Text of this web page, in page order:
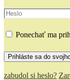
Ponechať ma
zabudol si heslo?